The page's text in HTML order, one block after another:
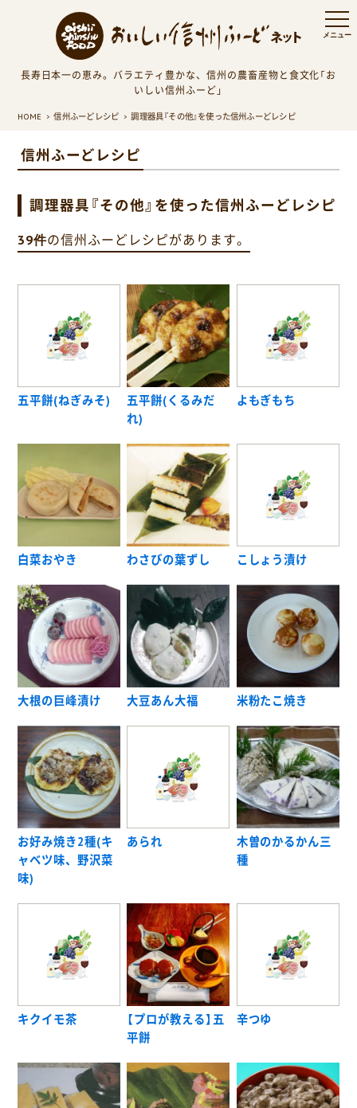
長寿日本一の恵み。バラエティ豊かな、信州の農畜産物と食文化「お
いしい信州ふーど」
HOME 信州ふーどレシピ 調理器具『その他』を使った信州ふーどレシピ
信州ふーどレシピ
調理器具『その他』を使った信州ふーどレシピ
39件の信州ふーどレシピがあります。
五平餅(ねぎみそ)
五平餅(くるみだ
れ)
よもぎもち
白菜おやき わさびの葉ずし こしょう漬け
大根の巨峰漬け 大豆あん大福 米粉たこ焼き
お好み焼き2種(キ
ャベツ味、野沢菜
味)
あられ
木曽のかるかん三
種
キクイモ茶
【プロが教える】五
平餅
辛つゆ